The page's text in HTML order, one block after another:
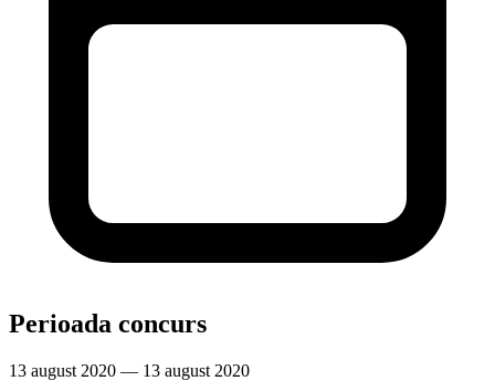
Perioada concurs
13 august 2020 — 13 august 2020